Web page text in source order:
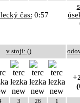
čas: 0:57
v stoji: ()
3 26 1